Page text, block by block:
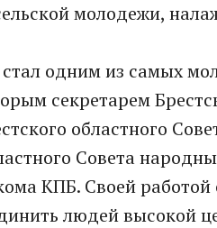
молодежи,
одним из самых
секретарем
областного
Совета
КПБ. Своей
людей высокой